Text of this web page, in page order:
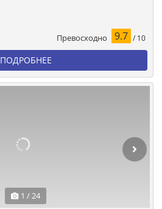
Превосходно 9.7 / 10
ПОДРОБНЕЕ
1 / 24